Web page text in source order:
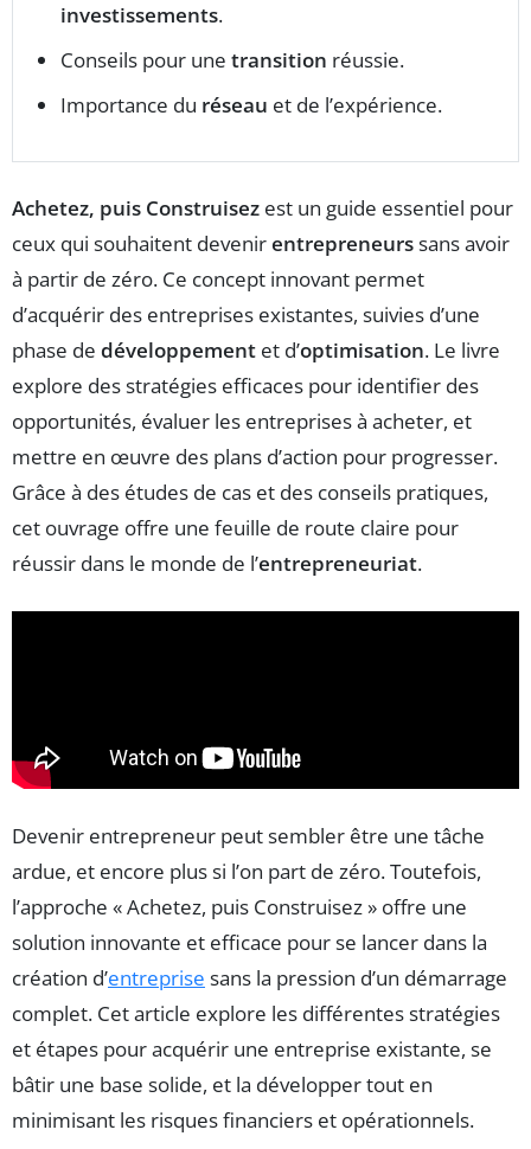
investissements.
Conseils pour une transition réussie.
Importance du réseau et de l’expérience.
Achetez, puis Construisez est un guide essentiel pour
ceux qui souhaitent devenirentrepreneurssans avoir
à partir de zéro. Ce concept innovant permet
d’acquérir des entreprises existantes, suivies d’une
phase de développement et d’optimisation. Le livre
explore des stratégies efficaces pour identifier des
opportunités, évaluer les entreprises à acheter, et
mettre en œuvre des plans d’action pour progresser.
Grâce à des études de cas et des conseils pratiques,
cet ouvrage offre une feuille de route claire pour
réussir dans le monde de l’entrepreneuriat.
Devenir entrepreneur peut sembler être une tâche
ardue, et encore plus si l’on part de zéro. Toutefois,
l’approche « Achetez, puis Construisez » offre une
solution innovante et efficace pour se lancer dans la
création d’entreprise sans la pression d’un démarrage
complet. Cet article explore les différentes stratégies
et étapes pour acquérir une entreprise existante, se
bâtir une base solide, et la développer tout en
minimisant les risques financiers et opérationnels.